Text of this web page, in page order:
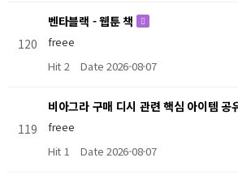
120
벤타블랙 - 웹툰 책
freee
Hit 2
Date 2026-08-07
119
비아그라 구매 디시 관련 핵심 아이템 공
freee
Hit 1
Date 2026-08-07